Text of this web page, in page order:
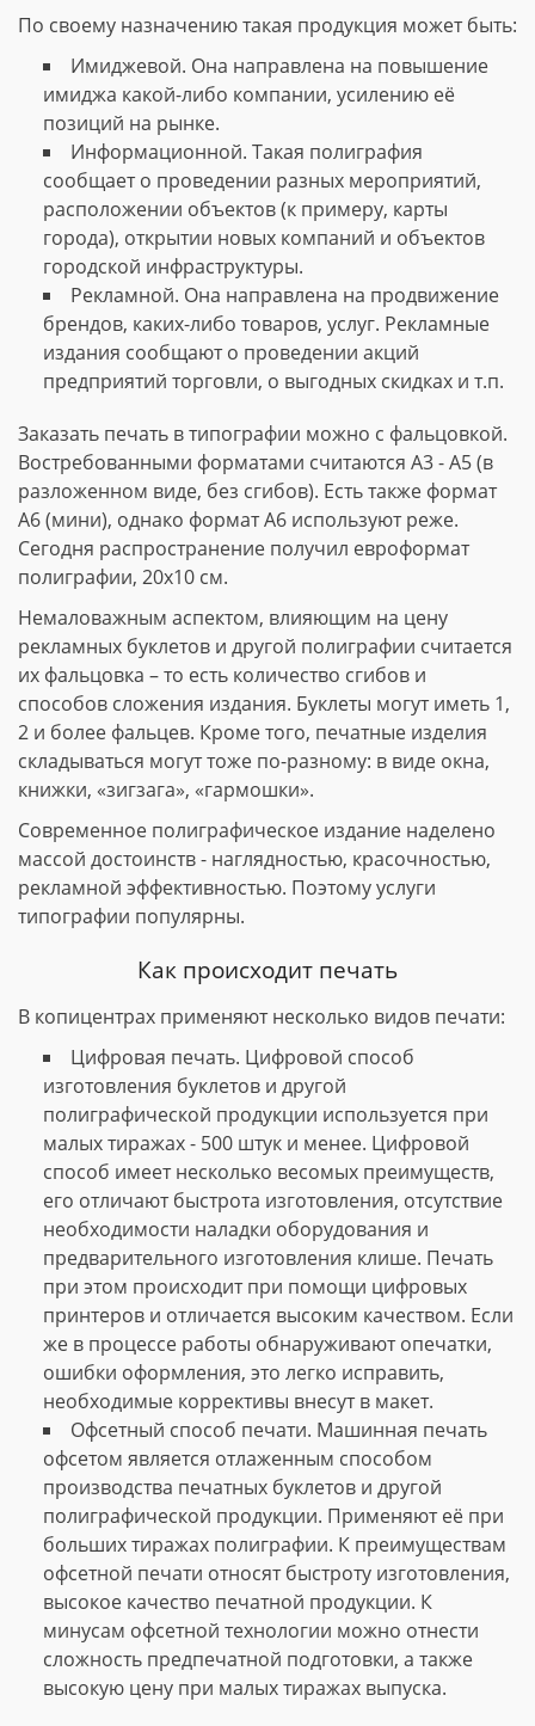
По своему назначению такая продукция может быть:
Имиджевой. Она направлена на повышение
имиджа какой-либо компании, усилению её
позиций на рынке.
Информационной. Такая полиграфия
сообщает о проведении разных мероприятий,
расположении объектов (к примеру, карты
города), открытии новых компаний и объектов
городской инфраструктуры.
Рекламной. Она направлена на продвижение
брендов, каких-либо товаров, услуг. Рекламные
издания сообщают о проведении акций
предприятий торговли, о выгодных скидках и т.п.
Заказать печать в типографии можно с фальцовкой.
Востребованными форматами считаются А3 - А5 (в
разложенном виде, без сгибов). Есть также формат
А6 (мини), однако формат А6 используют реже.
Сегодня распространение получил евроформат
полиграфии, 20х10 см.
Немаловажным аспектом, влияющим на цену
рекламных буклетов и другой полиграфии считается
их фальцовка – то есть количество сгибов и
способов сложения издания. Буклеты могут иметь 1,
2 и более фальцев. Кроме того, печатные изделия
складываться могут тоже по-разному: в виде окна,
книжки, «зигзага», «гармошки».
Современное полиграфическое издание наделено
массой достоинств - наглядностью, красочностью,
рекламной эффективностью. Поэтому услуги
типографии популярны.
Как происходит печать
В копицентрах применяют несколько видов печати:
Цифровая печать. Цифровой способ
изготовления буклетов и другой
полиграфической продукции используется при
малых тиражах - 500 штук и менее. Цифровой
способ имеет несколько весомых преимуществ,
его отличают быстрота изготовления, отсутствие
необходимости наладки оборудования и
предварительного изготовления клише. Печать
при этом происходит при помощи цифровых
принтеров и отличается высоким качеством. Если
же в процессе работы обнаруживают опечатки,
ошибки оформления, это легко исправить,
необходимые коррективы внесут в макет.
Офсетный способ печати. Машинная печать
офсетом является отлаженным способом
производства печатных буклетов и другой
полиграфической продукции. Применяют её при
больших тиражах полиграфии. К преимуществам
офсетной печати относят быстроту изготовления,
высокое качество печатной продукции. К
минусам офсетной технологии можно отнести
сложность предпечатной подготовки, а также
высокую цену при малых тиражах выпуска.